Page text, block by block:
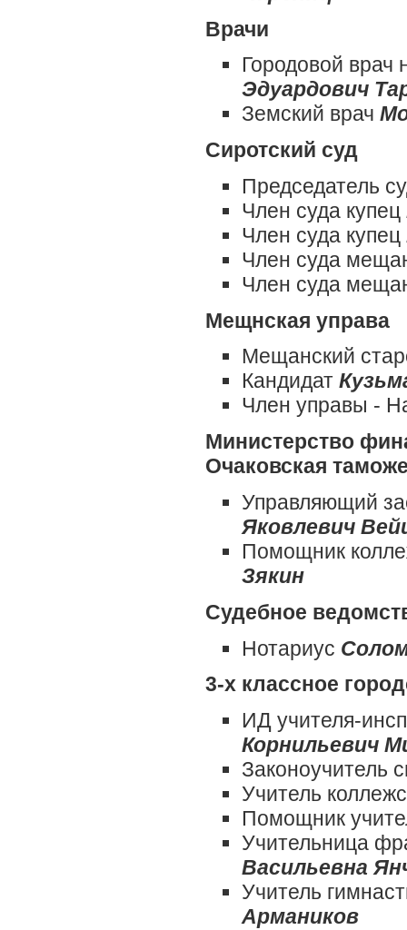
Врачи
Городовой
Эдуардович
Земский врач
Сиротский суд
Председатель
Член суда купец
Член суда купец
Член суда
Член суда
Мещнская управа
Мещанский
Кандидат
Член управы -
Министерство
Очаковская
Управляющий
Яковлевич
Помощник
Зякин
Судебное
Нотариус
3-х классное
ИД учителя-
Корнильевич
Законоучитель
Учитель
Помощник
Учительница
Васильевна
Учитель
Армаников